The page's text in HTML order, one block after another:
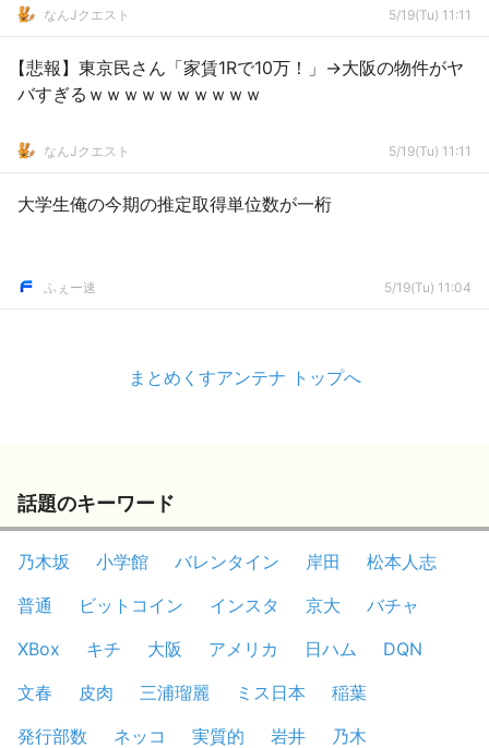
なんJクエスト 5/19(Tu) 11:11
【悲報】東京民さん「家賃1Rで10万！」→大阪の物件がヤ
バすぎるｗｗｗｗｗｗｗｗｗｗ
なんJクエスト 5/19(Tu) 11:11
大学生俺の今期の推定取得単位数が一桁
ふぇー速 5/19(Tu) 11:04
まとめくすアンテナ トップへ
話題のキーワード
乃木坂 小学館 バレンタイン 岸田
松本人志
普通
ビットコイン インスタ 京大
バチャ
XBox
キチ 大阪 アメリカ 日ハム
DQN
文春
皮肉 三浦瑠麗 ミス日本
稲葉
発行部数
ネッコ 実質的 岩井
乃木